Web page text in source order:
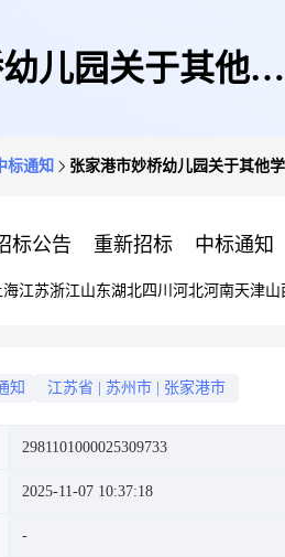
儿园关于其他学
标通知 张家港市妙桥幼儿园关于其他
标公告 重新招标 中标通知
海江苏浙江山东湖北四川 河北河南天津山
知 江苏省 苏州市 张家港市
2981101000025309733
2025-11-07 10:37:18